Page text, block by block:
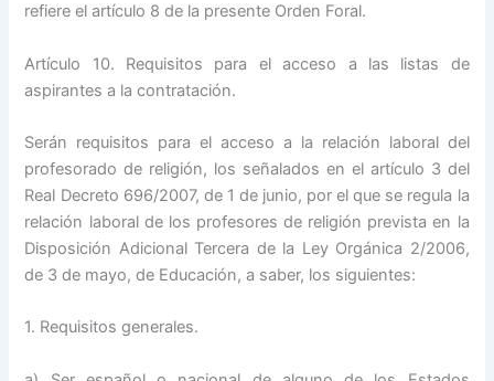
refiere el artículo 8 de la presente Orden Foral.
Artículo 10. Requisitos para el acceso a las listas de
aspirantes a la contratación.
Serán requisitos para el acceso a la relación laboral del
profesorado de religión, los señalados en el artículo 3 del
Real Decreto 696/2007, de 1 de junio, por el que se regula la
relación laboral de los profesores de religión prevista en la
Disposición Adicional Tercera de la Ley Orgánica 2/2006,
de 3 de mayo, de Educación, a saber, los siguientes:
1. Requisitos generales.